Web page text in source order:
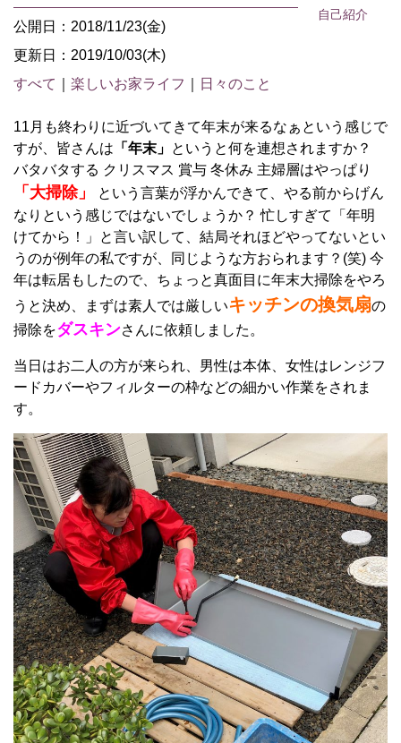
自己紹介
公開日：2018/11/23(金)
更新日：2019/10/03(木)
すべて
楽しいお家ライフ 日々のこと
11月も終わりに近づいてきて年末が来るなぁという感じで
すが、皆さんは 「年末」 というと何を連想されますか？
バタバタする クリスマス 賞与 冬休み 主婦層はやっぱり
「大掃除」
という言葉が浮かんできて、やる前からげん
なりという感じではないでしょうか？ 忙しすぎて「年明
けてから！」と言い訳して、結局それほどやってないとい
うのが例年の私ですが、同じような方おられます？(笑) 今
年は転居もしたので、ちょっと真面目に年末大掃除をやろ
うと決め、まずは素人では厳しいキッチンの換気扇の
掃除をダスキンさんに依頼しました。
当日はお二人の方が来られ、男性は本体、女性はレンジフ
ードカバーやフィルターの枠などの細かい作業をされま
す。